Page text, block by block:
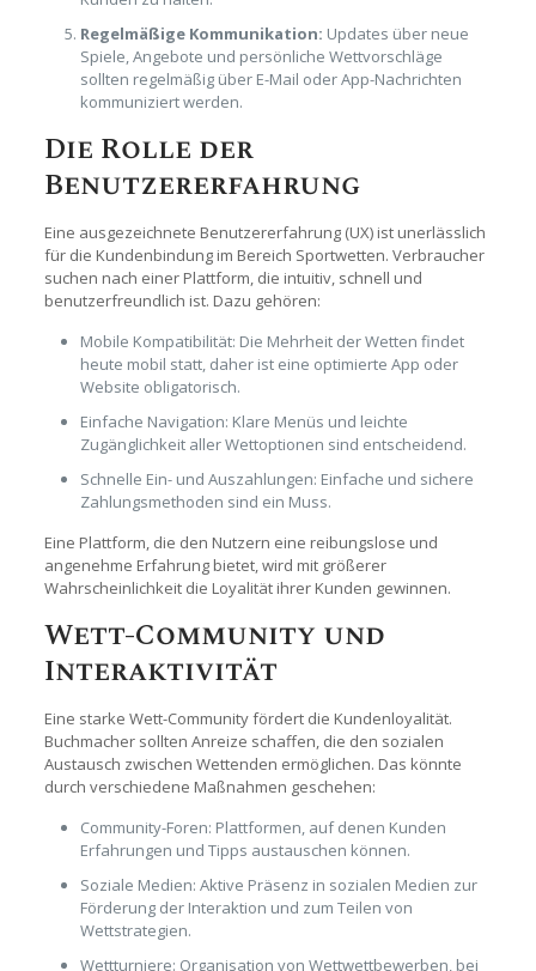
Regelmäßige Kommunikation: Updates über neue
Spiele, Angebote und persönliche Wettvorschläge
sollten regelmäßig über E-Mail oder App-Nachrichten
kommuniziert werden.
Die Rolle der
Benutzererfahrung
Eine ausgezeichnete Benutzererfahrung (UX) ist unerlässlich
für die Kundenbindung im Bereich Sportwetten. Verbraucher
suchen nach einer Plattform, die intuitiv, schnell und
benutzerfreundlich ist. Dazu gehören:
Mobile Kompatibilität: Die Mehrheit der Wetten findet
heute mobil statt, daher ist eine optimierte App oder
Website obligatorisch.
Einfache Navigation: Klare Menüs und leichte
Zugänglichkeit aller Wettoptionen sind entscheidend.
Schnelle Ein- und Auszahlungen: Einfache und sichere
Zahlungsmethoden sind ein Muss.
Eine Plattform, die den Nutzern eine reibungslose und
angenehme Erfahrung bietet, wird mit größerer
Wahrscheinlichkeit die Loyalität ihrer Kunden gewinnen.
Wett-Community und
Interaktivität
Eine starke Wett-Community fördert die Kundenloyalität.
Buchmacher sollten Anreize schaffen, die den sozialen
Austausch zwischen Wettenden ermöglichen. Das könnte
durch verschiedene Maßnahmen geschehen:
Community-Foren: Plattformen, auf denen Kunden
Erfahrungen und Tipps austauschen können.
Soziale Medien: Aktive Präsenz in sozialen Medien zur
Förderung der Interaktion und zum Teilen von
Wettstrategien.
Wettturniere: Organisation von Wettwettbewerben, bei